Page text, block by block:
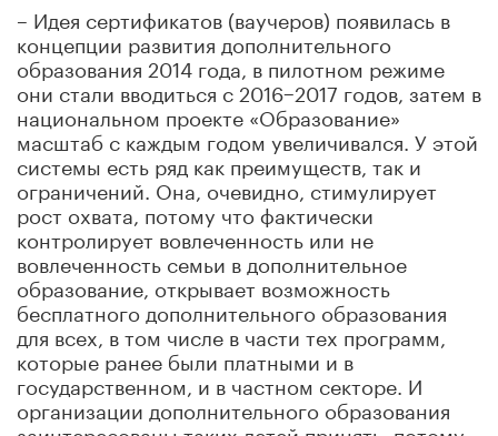
– Идея сертификатов (ваучеров) появилась в
концепции развития дополнительного
образования 2014 года, в пилотном режиме
они стали вводиться с 2016−2017 годов, затем в
национальном проекте «Образование»
масштаб с каждым годом увеличивался. У этой
системы есть ряд как преимуществ, так и
ограничений. Она, очевидно, стимулирует
рост охвата, потому что фактически
контролирует вовлеченность или не
вовлеченность семьи в дополнительное
образование, открывает возможность
бесплатного дополнительного образования
для всех, в том числе в части тех программ,
которые ранее были платными и в
государственном, и в частном секторе. И
организации дополнительного образования